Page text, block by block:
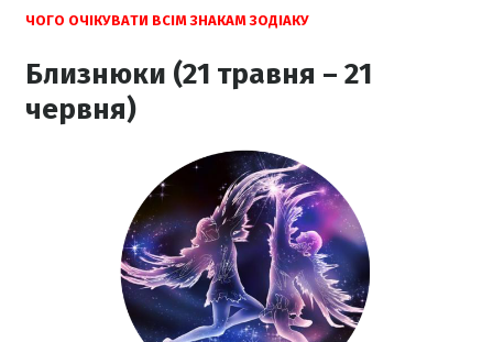
ЧОГО ОЧІКУВАТИ ВСІМ ЗНАКАМ ЗОДІАКУ
Близнюки (21 травня – 21
червня)